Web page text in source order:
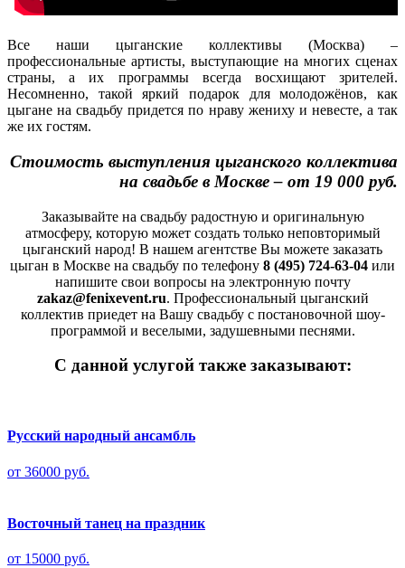
Все наши цыганские коллективы (Москва) –
профессиональные артисты, выступающие на многих сценах
страны, а их программы всегда восхищают зрителей.
Несомненно, такой яркий подарок для молодожёнов, как
цыгане на свадьбу придется по нраву жениху и невесте, а так
же их гостям.
Стоимость выступления цыганского коллектива
на свадьбе в Москве – от 19 000 руб.
Заказывайте на свадьбу радостную и оригинальную
атмосферу, которую может создать только неповторимый
цыганский народ! В нашем агентстве Вы можете заказать
цыган в Москве на свадьбу по телефону 8 (495) 724-63-04 или
напишите свои вопросы на электронную почту
zakaz@fenixevent.ru. Профессиональный цыганский
коллектив приедет на Вашу свадьбу с постановочной шоу-
программой и веселыми, задушевными песнями.
С данной услугой также заказывают:
Русский народный ансамбль
от 36000 руб.
Восточный танец на праздник
от 15000 руб.